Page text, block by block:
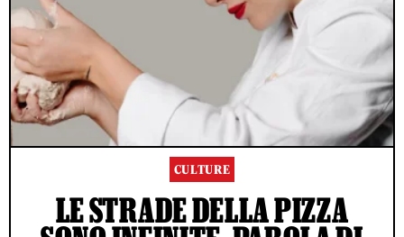
CULTURE
LE STRADE DELLA PIZZA